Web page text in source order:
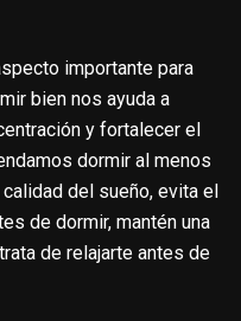
importante para
bien nos ayuda a
y fortalecer el
dormir al menos
del sueño, evita el
de dormir, mantén una
de relajarte antes de